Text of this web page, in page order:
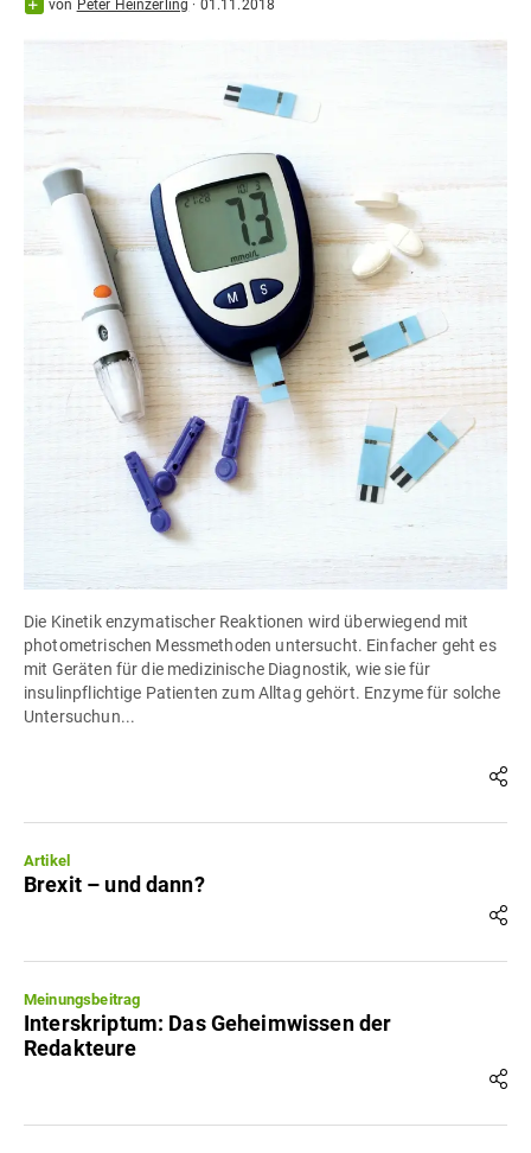
von Peter Heinzerling · 01.11.2018
Die Kinetik enzymatischer Reaktionen wird überwiegend mit
photometrischen Messmethoden untersucht. Einfacher geht es
mit Geräten für die medizinische Diagnostik, wie sie für
insulinpflichtige Patienten zum Alltag gehört. Enzyme für solche
Untersuchun...
Artikel
Brexit – und dann?
Meinungsbeitrag
Interskriptum: Das Geheimwissen der
Redakteure